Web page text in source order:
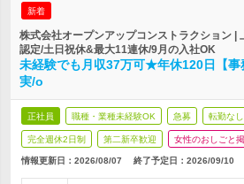
新着
株式会社オープンアップコンストラクション |
認定/土日祝休&最大11連休/9月の入社OK
未経験でも月収37万可★年休120日【事
実/o
正社員 職種・業種未経験OK 急募 転勤なし
完全週休2日制 第二新卒歓迎 女性のおしごと
情報更新日：2026/08/07 終了予定日： 2026/09/10